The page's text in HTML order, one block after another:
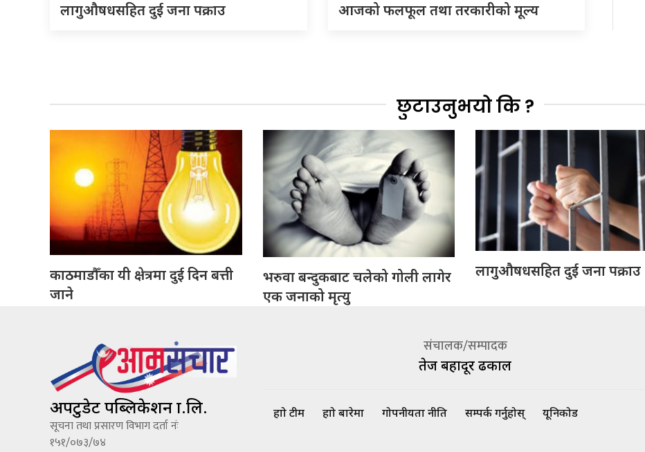
लागुऔषधसहित दुई जना पक्राउ आजको फलफूल तथा तरकारीको मूल्य
छुटाउनुभयो कि ?
काठमाडौँका यी क्षेत्रमा दुई दिन बत्ती
जाने
भरुवा बन्दुकबाट चलेको गोली लागेर
एक जनाको मृत्यु
लागुऔषधसहित दुई जना पक्राउ
अपटुडेट पब्लिकेशन प्रा.लि.
सूचना तथा प्रसारण विभाग दर्ता नंः
१५१/०७३/७४
संचालक/सम्पादक
तेज बहादूर ढकाल
हाम्रो टीम हाम्रो बारेमा गोपनीयता नीति सम्पर्क गर्नुहोस् यूनिकोड